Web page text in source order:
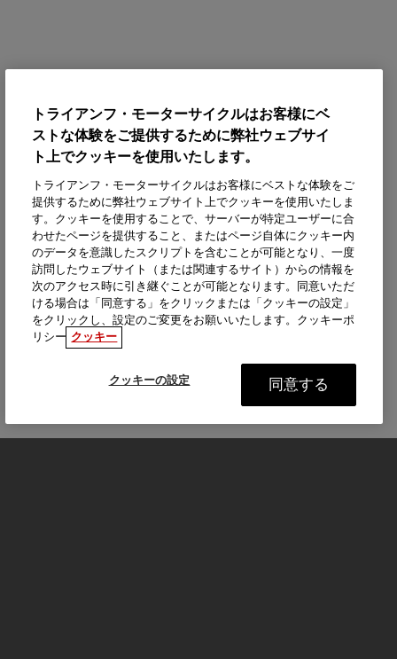
トライアンフ・モーターサイクルはお客様にベ
ストな体験をご提供するために弊社ウェブサイ
ト上でクッキーを使用いたします。
トライアンフ・モーターサイクルはお客様にベストな体験をご
提供するために弊社ウェブサイト上でクッキーを使用いたしま
す。クッキーを使用することで、サーバーが特定ユーザーに合
わせたページを提供すること、またはページ自体にクッキー内
のデータを意識したスクリプトを含むことが可能となり、一度
訪問したウェブサイト（または関連するサイト）からの情報を
次のアクセス時に引き継ぐことが可能となります。同意いただ
ける場合は「同意する」をクリックまたは「クッキーの設定」
をクリックし、設定のご変更をお願いいたします。クッキーポ
リシー クッキー
クッキーの設定 同意する